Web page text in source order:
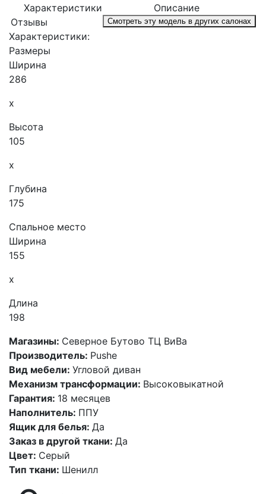
Характеристики
Описание
Отзывы
Смотреть эту модель в других салонах
Характеристики:
Размеры
Ширина
286
x
Высота
105
x
Глубина
175
Спальное место
Ширина
155
x
Длина
198
Магазины: Северное Бутово ТЦ ВиВа
Производитель: Pushe
Вид мебели: Угловой диван
Механизм трансформации: Высоковыкатной
Гарантия: 18 месяцев
Наполнитель: ППУ
Ящик для белья: Да
Заказ в другой ткани: Да
Цвет: Серый
Тип ткани: Шенилл